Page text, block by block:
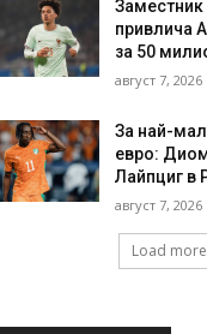
привлича
за 50
август 7, 2026
За най-
евро:
Лайпциг в
август 7, 2026
Load more